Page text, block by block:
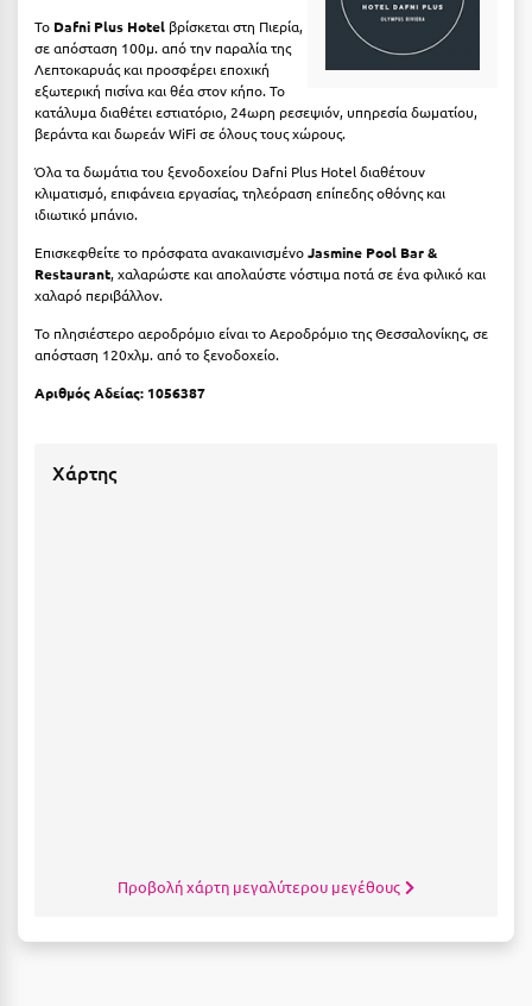
Μυτιλήνη
Ν
Νάξος
Νάουσα
Ναυπακτία
Ναύπλιο
Νέα Στύρα Εύβοιας
Νέοι Πόροι Πιερίας
Το Dafni Plus Hotel βρίσκεται στη Πιερία,
σε απόσταση 100μ. από την παραλία της
Λεπτοκαρυάς και προσφέρει εποχική
εξωτερική πισίνα και θέα στον κήπο. Το
κατάλυμα διαθέτει εστιατόριο, 24ωρη ρεσεψιόν, υπηρεσία δωματίου,
βεράντα και δωρεάν WiFi σε όλους τους χώρους.
Όλα τα δωμάτια του ξενοδοχείου Dafni Plus Hotel διαθέτουν
κλιματισμό, επιφάνεια εργασίας, τηλεόραση επίπεδης οθόνης και
ιδιωτικό μπάνιο.
Επισκεφθείτε το πρόσφατα ανακαινισμένοJasmine Pool Bar &
Restaurant, χαλαρώστε και απολαύστε νόστιμα ποτά σε ένα φιλικό και
χαλαρό περιβάλλον.
Το πλησιέστερο αεροδρόμιο είναι το Αεροδρόμιο της Θεσσαλονίκης, σε
απόσταση 120χλμ. από το ξενοδοχείο.
Αριθμός Αδείας: 1056387
Χάρτης
Προβολή χάρτη μεγαλύτερου μεγέθους